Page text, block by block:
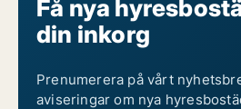
Få nya
din inkorg
Prenumerera på vårt
aviseringar om nya